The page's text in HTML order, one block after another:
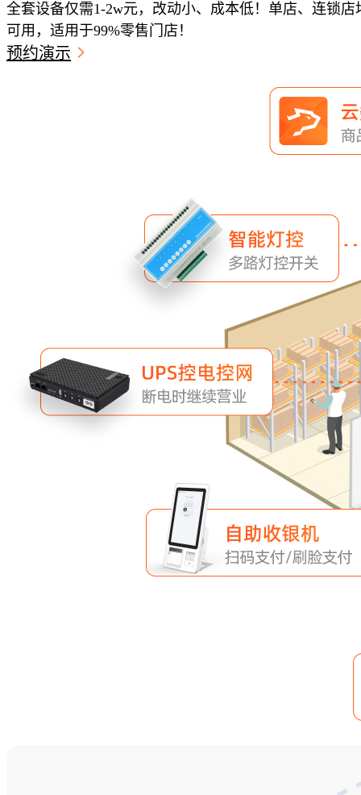
全套设备仅需1-2w元，改动小、成本低！单店、连锁店
可用，适用于99%零售门店！
预约演示